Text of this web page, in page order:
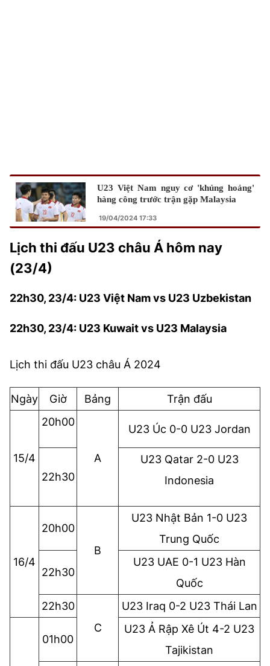
U23 Việt Nam nguy cơ 'khủng hoảng'
hàng công trước trận gặp Malaysia
19/04/2024 17:33
Lịch thi đấu U23 châu Á hôm nay
(23/4)
22h30, 23/4: U23 Việt Nam vs U23 Uzbekistan
22h30, 23/4: U23 Kuwait vs U23 Malaysia
Lịch thi đấu U23 châu Á 2024
Ngày Giờ Bảng Trận đấu
15/4
20h00
A
U23 Úc 0-0 U23 Jordan
22h30
U23 Qatar 2-0 U23
Indonesia
16/4
20h00
B
U23 Nhật Bản 1-0 U23
Trung Quốc
22h30
U23 UAE 0-1 U23 Hàn
Quốc
22h30
C
U23 Iraq 0-2 U23 Thái Lan
01h00
U23 Ả Rập Xê Út 4-2 U23
Tajikistan